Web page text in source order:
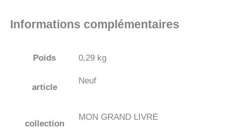
Informations complémentaires
Poids 0,29 kg
article
Neuf
collection
MON GRAND LIVRE